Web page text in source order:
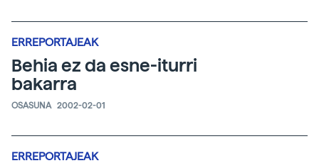
ERREPORTAJEAK
Behia ez da esne-iturri
bakarra
OSASUNA 2002-02-01
ERREPORTAJEAK